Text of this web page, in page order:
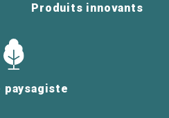
Produits innovants
paysagiste